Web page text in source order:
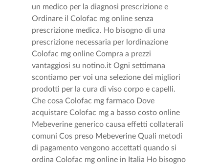
un medico per la diagnosi prescrizione e
Ordinare il Colofac mg online senza
prescrizione medica. Ho bisogno di una
prescrizione necessaria per lordinazione
Colofac mg online Compra a prezzi
vantaggiosi su notino.it Ogni settimana
scontiamo per voi una selezione dei migliori
prodotti per la cura di viso corpo e capelli.
Che cosa Colofac mg farmaco Dove
acquistare Colofac mg a basso costo online
Mebeverine generico causa effetti collaterali
comuni Cos preso Mebeverine Quali metodi
di pagamento vengono accettati quando si
ordina Colofac mg online in Italia Ho bisogno